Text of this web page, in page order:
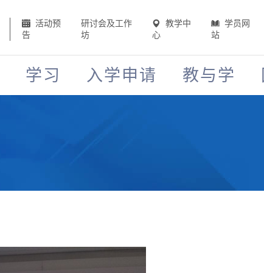
活动预
告
研讨会及工作
坊
教学中
心
学员网
站
学习 入学申请 教与学